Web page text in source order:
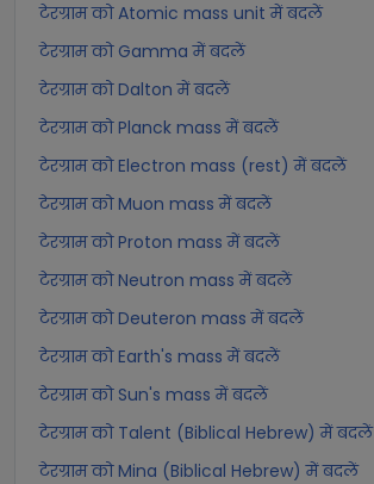
टेरग्राम को Atomic mass unit में बदलें
टेरग्राम को Gamma में बदलें
टेरग्राम को Dalton में बदलें
टेरग्राम को Planck mass में बदलें
टेरग्राम को Electron mass (rest) में बदलें
टेरग्राम को Muon mass में बदलें
टेरग्राम को Proton mass में बदलें
टेरग्राम को Neutron mass में बदलें
टेरग्राम को Deuteron mass में बदलें
टेरग्राम को Earth's mass में बदलें
टेरग्राम को Sun's mass में बदलें
टेरग्राम को Talent (Biblical Hebrew) में बदलें
टेरग्राम को Mina (Biblical Hebrew) में बदलें